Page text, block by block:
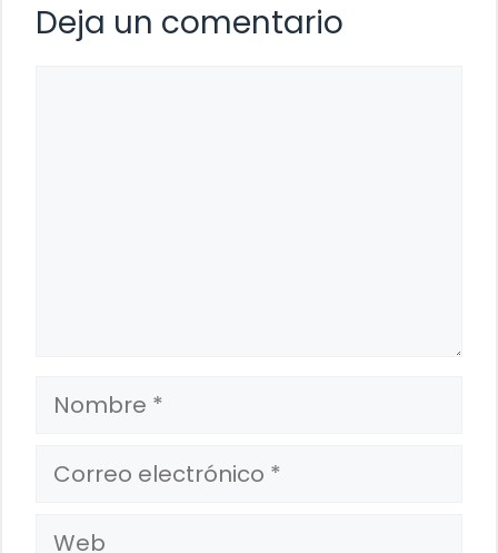
Deja un comentario
Nombre
Correo
electrónico
Web